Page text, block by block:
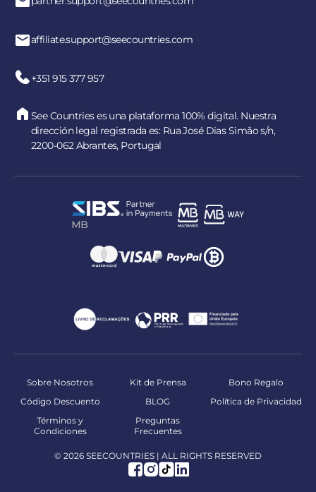
affiliate.support@seecountries.com
+351 915 377 957
See Countries es una plataforma 100% digital. Nuestra
dirección legal registrada es: Rua José Dias Simão s/n,
2200-062 Abrantes, Portugal
Sobre Nosotros Kit de Prensa
Bono Regalo
Código Descuento
BLOG
Política de Privacidad
Términos y
Condiciones
Preguntas
Frecuentes
© 2026 SEECOUNTRIES | ALL RIGHTS RESERVED